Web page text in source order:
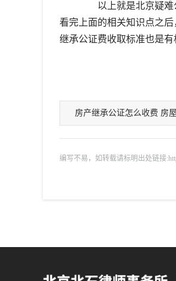
以上就是北京疑难公
看完上面的相关知识点之
继承公证费收取标准也是有
房产继承公证怎么收费 房
编写不易，如转载请标明出处链接